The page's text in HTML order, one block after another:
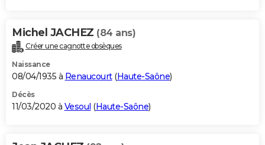
Michel JACHEZ (84 ans)
Créer une cagnotte obsèques
Naissance
08/04/1935 à Renaucourt(Haute-Saône)
Décès
11/03/2020 à Vesoul (Haute-Saône)